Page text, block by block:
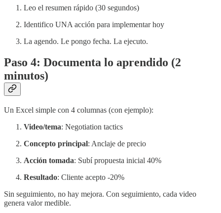
Leo el resumen rápido (30 segundos)
Identifico UNA acción para implementar hoy
La agendo. Le pongo fecha. La ejecuto.
Paso 4: Documenta lo aprendido (2
minutos)
Un Excel simple con 4 columnas (con ejemplo):
Video/tema: Negotiation tactics
Concepto principal: Anclaje de precio
Acción tomada: Subí propuesta inicial 40%
Resultado: Cliente acepto -20%
Sin seguimiento, no hay mejora. Con seguimiento, cada video
genera valor medible.